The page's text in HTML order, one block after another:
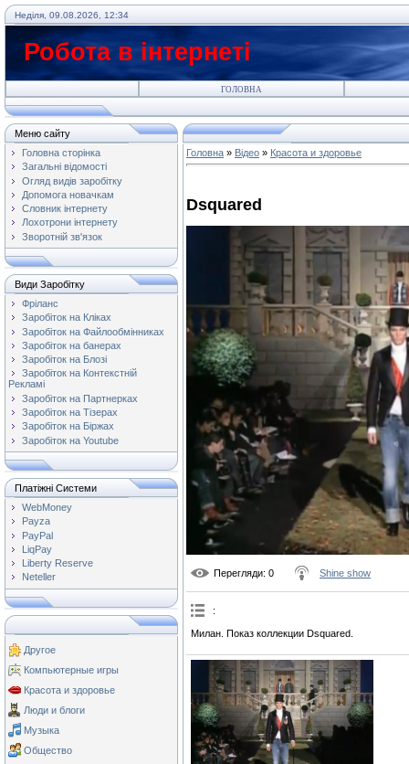
Неділя, 09.08.2026, 12:34
Робота в інтернеті
ГОЛОВНА
Меню сайту
Головна сторінка
Загальні відомості
Огляд видів заробітку
Допомога новачкам
Словник інтернету
Лохотрони інтернету
Зворотній зв'язок
Види Заробітку
Фріланс
Заробіток на Кліках
Заробіток на Файлообмінниках
Заробіток на банерах
Заробіток на Блозі
Заробіток на Контекстній
Рекламі
Заробіток на Партнерках
Заробіток на Тізерах
Заробіток на Біржах
Заробіток на Youtube
Платіжні Системи
WebMoney
Payza
PayPal
LiqPay
Liberty Reserve
Neteller
Другое
Компьютерные игры
Красота и здоровье
Люди и блоги
Музыка
Общество
Головна » Відео » Красота и здоровье
Dsquared
Перегляди: 0 Shine show
:
Милан. Показ коллекции Dsquared.